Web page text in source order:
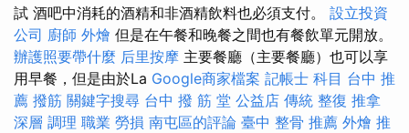
試 酒吧中消耗的酒精和非酒精飲料也必須支付。 設立投資
公司 廚師 外燴 但是在午餐和晚餐之間也有餐飲單元開放。
辦護照要帶什麼 后里按摩 主要餐廳（主要餐廳）也可以享
用早餐，但是由於La Google商家檔案 記帳士 科目 台中 推
薦 撥筋 關鍵字搜尋 台中 撥 筋 堂 公益店 傳統 整復 推拿
深層 調理 職業 勞損 南屯區的評論 臺中 整骨 推薦 外燴 推